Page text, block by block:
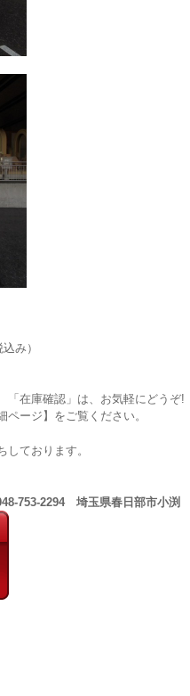
込み）
在庫確認」は、お気軽にどうぞ!
ージ】をご覧ください。
ております。
753-2294 埼玉県春日部市小渕